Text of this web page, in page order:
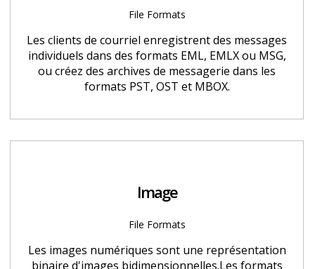
File Formats
Les clients de courriel enregistrent des messages
individuels dans des formats EML, EMLX ou MSG,
ou créez des archives de messagerie dans les
formats PST, OST et MBOX.
Image
File Formats
Les images numériques sont une représentation
binaire d'images bidimensionnelles.Les formats